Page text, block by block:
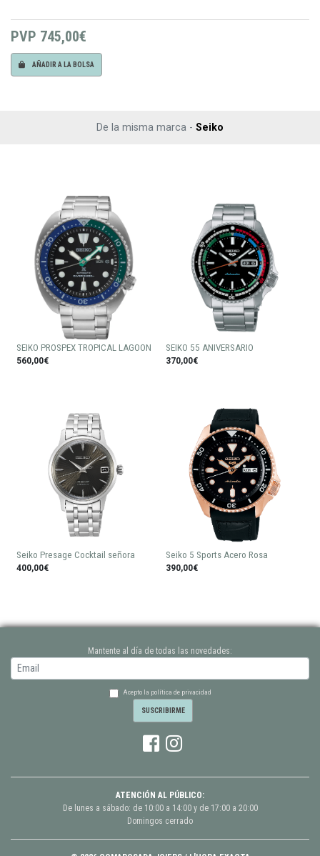
PVP 745,00€
AÑADIR A LA BOLSA
De la misma marca - Seiko
SEIKO PROSPEX TROPICAL LAGOON
560,00€
SEIKO 55 ANIVERSARIO
370,00€
Seiko Presage Cocktail señora
400,00€
Seiko 5 Sports Acero Rosa
390,00€
Mantente al día de todas las novedades:
Acepto la política de privacidad
ATENCIÓN AL PÚBLICO:
De lunes a sábado: de 10:00 a 14:00 y de 17:00 a 20:00
Domingos cerrado